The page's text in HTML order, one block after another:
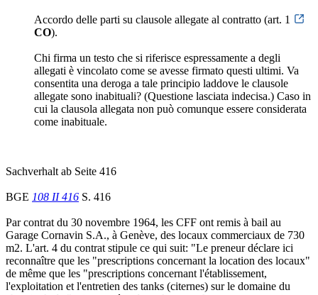
Accordo delle parti su clausole allegate al contratto (art. 1
CO).
Chi firma un testo che si riferisce espressamente a degli
allegati è vincolato come se avesse firmato questi ultimi. Va
consentita una deroga a tale principio laddove le clausole
allegate sono inabituali? (Questione lasciata indecisa.) Caso in
cui la clausola allegata non può comunque essere considerata
come inabituale.
Sachverhalt ab Seite 416
BGE 108 II 416 S. 416
Par contrat du 30 novembre 1964, les CFF ont remis à bail au
Garage Cornavin S.A., à Genève, des locaux commerciaux de 730
m2. L'art. 4 du contrat stipule ce qui suit: "Le preneur déclare ici
reconnaître que les "prescriptions concernant la location des locaux"
de même que les "prescriptions concernant l'établissement,
l'exploitation et l'entretien des tanks (citernes) sur le domaine du